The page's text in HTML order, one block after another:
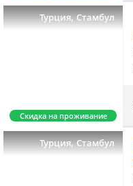
Турция,Стамбул
Скидка на проживание
Турция,Стамбул